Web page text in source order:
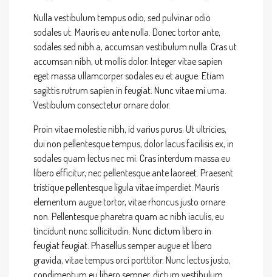
Nulla vestibulum tempus odio, sed pulvinar odio
sodales ut. Mauris eu ante nulla. Donec tortor ante,
sodales sed nibh a, accumsan vestibulum nulla. Cras ut
accumsan nibh, ut mollis dolor. Integer vitae sapien
eget massa ullamcorper sodales eu et augue. Etiam
sagittis rutrum sapien in feugiat. Nunc vitae mi urna.
Vestibulum consectetur ornare dolor.
Proin vitae molestie nibh, id varius purus. Ut ultricies,
dui non pellentesque tempus, dolor lacus facilisis ex, in
sodales quam lectus nec mi. Cras interdum massa eu
libero efficitur, nec pellentesque ante laoreet. Praesent
tristique pellentesque ligula vitae imperdiet. Mauris
elementum augue tortor, vitae rhoncus justo ornare
non. Pellentesque pharetra quam ac nibh iaculis, eu
tincidunt nunc sollicitudin. Nunc dictum libero in
feugiat feugiat. Phasellus semper augue et libero
gravida, vitae tempus orci porttitor. Nunc lectus justo,
condimentum eu libero semper, dictum vestibulum